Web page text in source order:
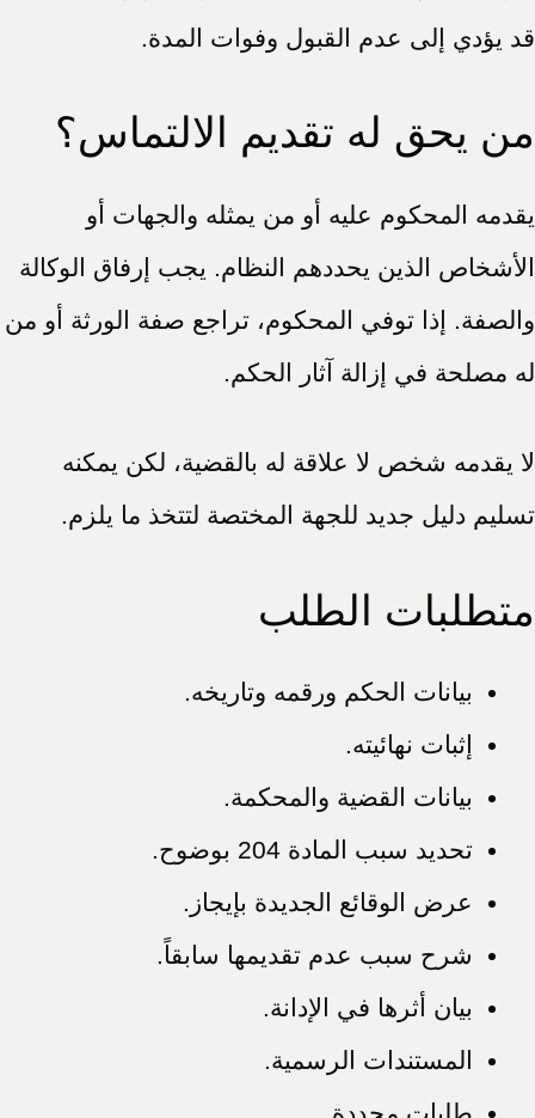
قد يؤدي إلى عدم القبول وفوات المدة.
من يحق له تقديم الالتماس؟
يقدمه المحكوم عليه أو من يمثله والجهات أو
الأشخاص الذين يحددهم النظام. يجب إرفاق الوكالة
والصفة. إذا توفي المحكوم، تراجع صفة الورثة أو من
له مصلحة في إزالة آثار الحكم.
لا يقدمه شخص لا علاقة له بالقضية، لكن يمكنه
تسليم دليل جديد للجهة المختصة لتتخذ ما يلزم.
متطلبات الطلب
بيانات الحكم ورقمه وتاريخه.
إثبات نهائيته.
بيانات القضية والمحكمة.
تحديد سبب المادة 204 بوضوح.
عرض الوقائع الجديدة بإيجاز.
شرح سبب عدم تقديمها سابقاً.
بيان أثرها في الإدانة.
المستندات الرسمية.